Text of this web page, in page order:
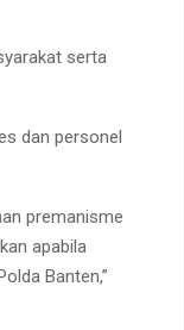
serta
dan personel
premanisme
apabila
Banten,”